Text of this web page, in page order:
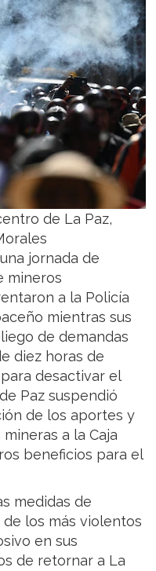
de La Paz,
jornada de
mineros
a la Policía
mientras sus
de demandas
diez horas de
desactivar el
Paz suspendió
de los aportes y
a la Caja
beneficios para el
medidas de
los más violentos
en sus
de retornar a La